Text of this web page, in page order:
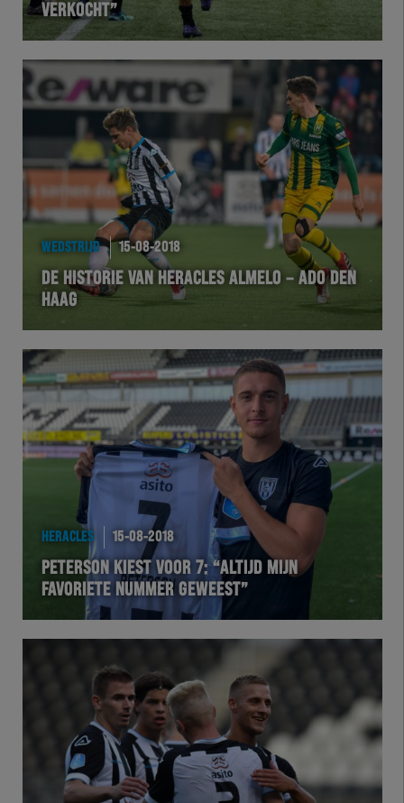
Foundation
Team Zwart Wit
Futsal
eSports
Academie
VERKOCHT”
WEDSTRIJD 15-08-2018
DE HISTORIE VAN HERACLES ALMELO – ADO DEN
HAAG
HERACLES 15-08-2018
PETERSON KIEST VOOR 7: “ALTIJD MIJN
FAVORIETE NUMMER GEWEEST”